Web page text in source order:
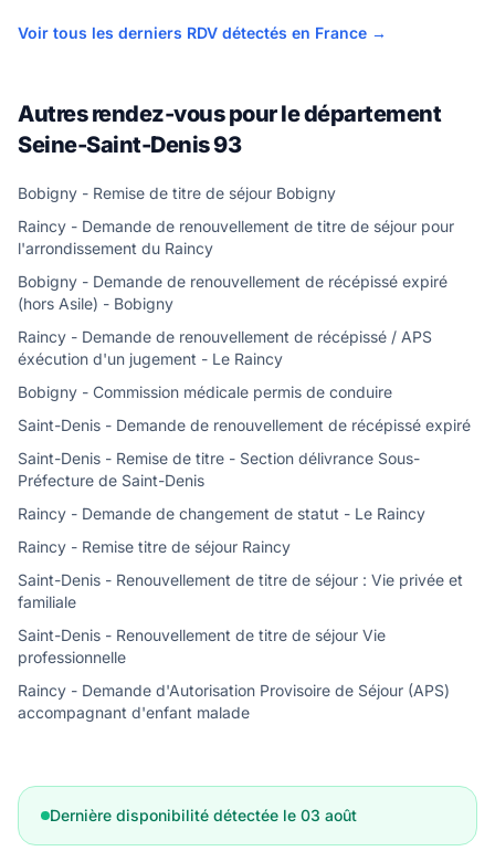
Voir tous les derniers RDV détectés en France →
Autres rendez-vous pour le département
Seine-Saint-Denis 93
Bobigny - Remise de titre de séjour Bobigny
Raincy - Demande de renouvellement de titre de séjour pour
l'arrondissement du Raincy
Bobigny - Demande de renouvellement de récépissé expiré
(hors Asile) - Bobigny
Raincy - Demande de renouvellement de récépissé / APS
éxécution d'un jugement - Le Raincy
Bobigny - Commission médicale permis de conduire
Saint-Denis - Demande de renouvellement de récépissé expiré
Saint-Denis - Remise de titre - Section délivrance Sous-
Préfecture de Saint-Denis
Raincy - Demande de changement de statut - Le Raincy
Raincy - Remise titre de séjour Raincy
Saint-Denis - Renouvellement de titre de séjour : Vie privée et
familiale
Saint-Denis - Renouvellement de titre de séjour Vie
professionnelle
Raincy - Demande d'Autorisation Provisoire de Séjour (APS)
accompagnant d'enfant malade
Dernière disponibilité détectée le 03 août